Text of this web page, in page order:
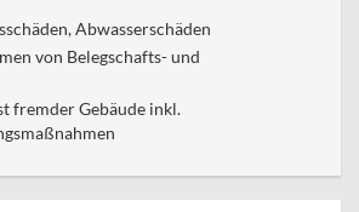
Abwasserschäden
von Belegschafts- und
fremder Gebäude inkl.